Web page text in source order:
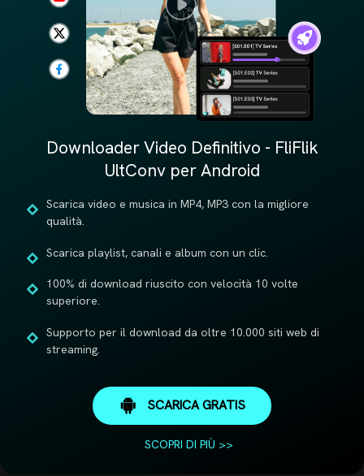
Downloader Video Definitivo - FliFlik
UltConv per Android
Scarica video e musica in MP4, MP3 con la migliore
qualità.
Scarica playlist, canali e album con un clic.
100% di download riuscito con velocità 10 volte
superiore.
Supporto per il download da oltre 10.000 siti web di
streaming.
SCARICA GRATIS
SCOPRI DI PIÙ >>